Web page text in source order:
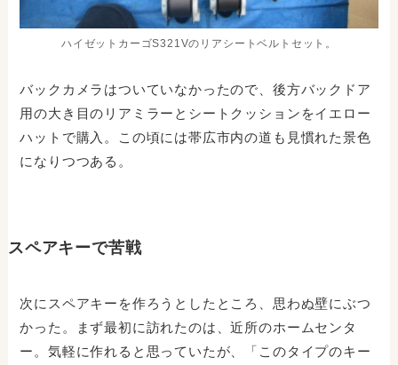
ハイゼットカーゴS321Vのリアシートベルトセット。
バックカメラはついていなかったので、後方バックドア
用の大き目のリアミラーとシートクッションをイエロー
ハットで購入。この頃には帯広市内の道も見慣れた景色
になりつつある。
スペアキーで苦戦
次にスペアキーを作ろうとしたところ、思わぬ壁にぶつ
かった。まず最初に訪れたのは、近所のホームセンタ
ー。気軽に作れると思っていたが、「このタイプのキー